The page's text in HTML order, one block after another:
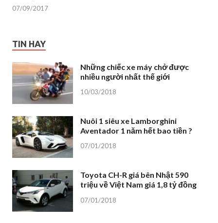
07/09/2017
TIN HAY
Những chiếc xe máy chở được
nhiều người nhất thế giới
10/03/2018
Nuôi 1 siêu xe Lamborghini
Aventador 1 năm hết bao tiền ?
07/01/2018
Toyota CH-R giá bên Nhật 590
triệu về Việt Nam giá 1,8 tỷ đồng
07/01/2018